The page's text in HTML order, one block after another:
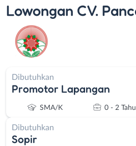
Lowongan CV.
Dibutuhkan
Promotor Lapangan
SMA/K 0 - 2
Dibutuhkan
Sopir